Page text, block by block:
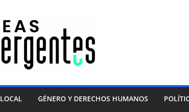
LOCAL GÉNERO Y DERECHOS HUMANOS